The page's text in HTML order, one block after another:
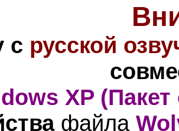
с русской
XP
файла